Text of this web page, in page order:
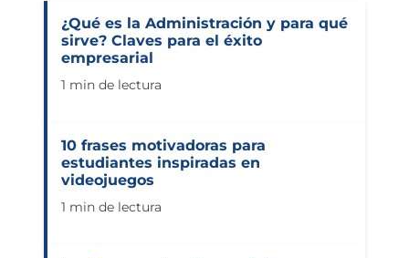
¿Qué es la Administración y para qué
sirve? Claves para el éxito
empresarial
1 min de lectura
10 frases motivadoras para
estudiantes inspiradas en
videojuegos
1 min de lectura